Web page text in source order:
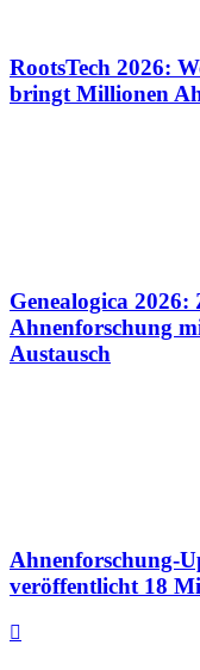
RootsTech 2026:
bringt Millionen
Genealogica
Ahnenforschung
Austausch
Ahnenforschung-
veröffentlicht 18